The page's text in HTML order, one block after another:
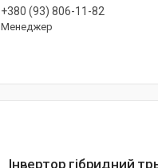
+380 (93) 806-11-82
Менеджер
Інвертор гібридний